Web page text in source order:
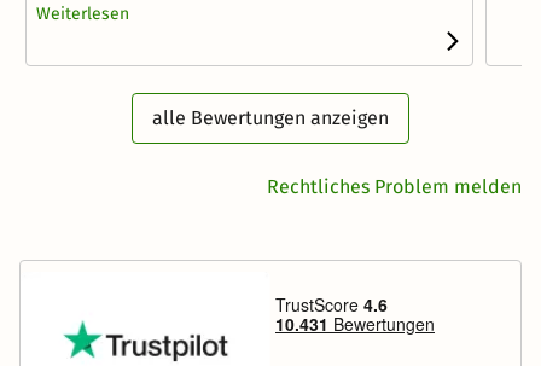
Weiterlesen
alle Bewertungen anzeigen
Rechtliches Problem melden